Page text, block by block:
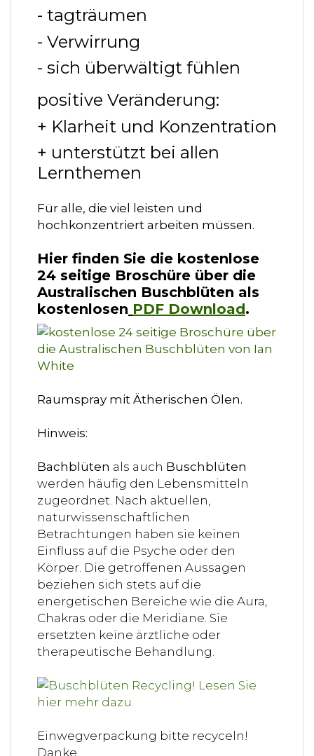
- tagträumen
- Verwirrung
- sich überwältigt fühlen
positive Veränderung:
+ Klarheit und Konzentration
+ unterstützt bei allen
Lernthemen
Für alle, die viel leisten und
hochkonzentriert arbeiten müssen.
Hier finden Sie die kostenlose
24 seitige Broschüre über die
Australischen Buschblüten als
kostenlosen PDF Download.
Raumspray mit Ätherischen Ölen.
Hinweis:
Bachblüten als auch Buschblüten
werden häufig den Lebensmitteln
zugeordnet. Nach aktuellen,
naturwissenschaftlichen
Betrachtungen haben sie keinen
Einfluss auf die Psyche oder den
Körper. Die getroffenen Aussagen
beziehen sich stets auf die
energetischen Bereiche wie die Aura,
Chakras oder die Meridiane. Sie
ersetzten keine ärztliche oder
therapeutische Behandlung.
Einwegverpackung bitte recyceln!
Danke